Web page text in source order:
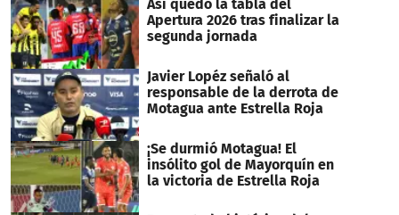
Así quedó la tabla del
Apertura 2026 tras finalizar la
segunda jornada
Javier Lopéz señaló al
responsable de la derrota de
Motagua ante Estrella Roja
¡Se durmió Motagua! El
insólito gol de Mayorquín en
la victoria de Estrella Roja